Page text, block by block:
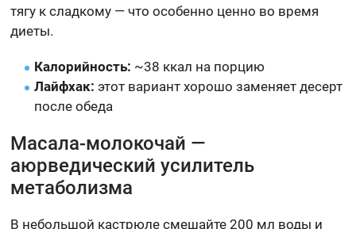
тягу к сладкому — что особенно ценно во время
диеты.
Калорийность: ~38 ккал на порцию
Лайфхак: этот вариант хорошо заменяет десерт
после обеда
Масала-молокочай —
аюрведический усилитель
метаболизма
В небольшой кастрюле смешайте 200 мл воды и